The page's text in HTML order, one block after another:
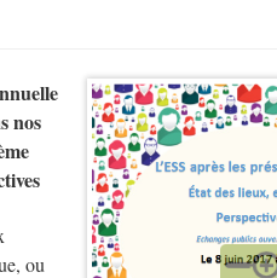
nos
ou